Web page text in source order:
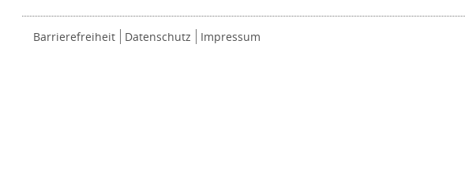
Barrierefreiheit Datenschutz Impressum